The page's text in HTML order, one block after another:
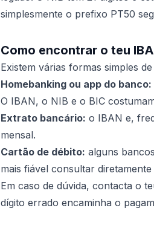
simplesmente o prefixo PT50
Como encontrar o teu
Existem várias formas simples
Homebanking ou app do banco:
O IBAN, o NIB e o BIC
Extrato bancário: o IBAN e,
mensal.
Cartão de débito: alguns
mais fiável consultar diretamente
Em caso de dúvida, contacta o
dígito errado encaminha o